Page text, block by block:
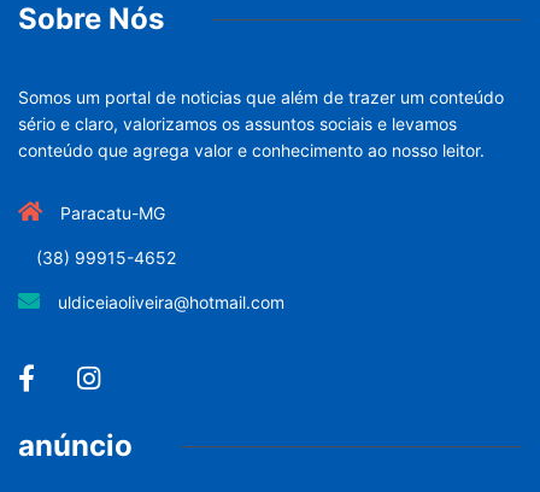
Sobre Nós
Somos um portal de noticias que além de trazer um conteúdo
sério e claro, valorizamos os assuntos sociais e levamos
conteúdo que agrega valor e conhecimento ao nosso leitor.
Paracatu-MG
(38) 99915-4652
uldiceiaoliveira@hotmail.com
anúncio